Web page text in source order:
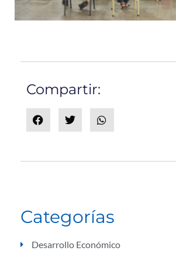
Compartir:
Categorías
Desarrollo Económico